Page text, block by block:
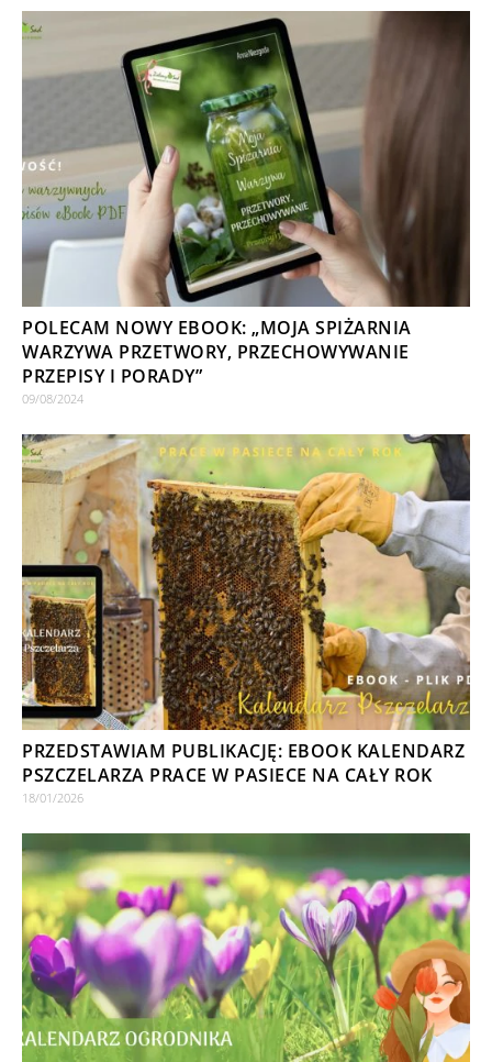
POLECAM NOWY EBOOK: „MOJA SPIŻARNIA
WARZYWA PRZETWORY, PRZECHOWYWANIE
PRZEPISY I PORADY”
09/08/2024
PRZEDSTAWIAM PUBLIKACJĘ: EBOOK KALENDARZ
PSZCZELARZA PRACE W PASIECE NA CAŁY ROK
18/01/2026